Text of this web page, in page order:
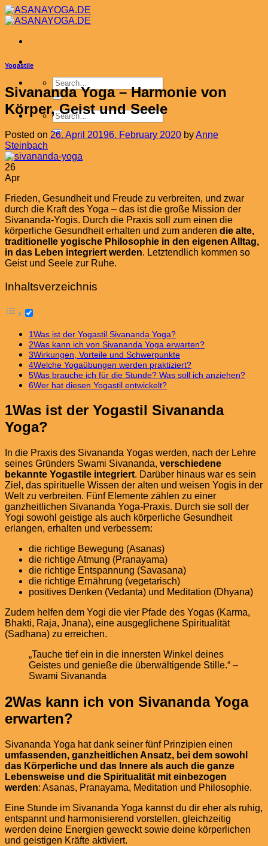
Skip
to
Yogastile
Sivananda Yoga – Harmonie von
Körper, Geist und Seele
Posted on 26. April 20196. February 2020 byAnne
Steinbach
26
Apr
Frieden, Gesundheit und Freude zu verbreiten, und zwar
durch die Kraft des Yoga – das ist die große Mission der
Sivananda-Yogis. Durch die Praxis soll zum einen die
körperliche Gesundheit erhalten und zum anderen die alte,
traditionelle yogische Philosophie in den eigenen Alltag,
in das Leben integriert werden. Letztendlich kommen so
Geist und Seele zur Ruhe.
Inhaltsverzeichnis
1Was ist der Yogastil Sivananda Yoga?
2Was kann ich von Sivananda Yoga erwarten?
3Wirkungen, Vorteile und Schwerpunkte
4Welche Yogaübungen werden praktiziert?
5Was brauche ich für die Stunde? Was soll ich anziehen?
6Wer hat diesen Yogastil entwickelt?
1Was ist der Yogastil Sivananda
Yoga?
In die Praxis des Sivananda Yogas werden, nach der Lehre
seines Gründers Swami Sivananda, verschiedene
bekannte Yogastile integriert. Darüber hinaus war es sein
Ziel, das spirituelle Wissen der alten und weisen Yogis in der
Welt zu verbreiten. Fünf Elemente zählen zu einer
ganzheitlichen Sivananda Yoga-Praxis. Durch sie soll der
Yogi sowohl geistige als auch körperliche Gesundheit
erlangen, erhalten und verbessern:
die richtige Bewegung (Asanas)
die richtige Atmung (Pranayama)
die richtige Entspannung (Savasana)
die richtige Ernährung (vegetarisch)
positives Denken (Vedanta) und Meditation (Dhyana)
Zudem helfen dem Yogi die vier Pfade des Yogas (Karma,
Bhakti, Raja, Jnana), eine ausgeglichene Spiritualität
(Sadhana) zu erreichen.
„Tauche tief ein in die innersten Winkel deines
Geistes und genieße die überwältigende Stille.“ –
Swami Sivananda
2Was kann ich von Sivananda Yoga
erwarten?
Sivananda Yoga hat dank seiner fünf Prinzipien einen
umfassenden, ganzheitlichen Ansatz, bei dem sowohl
das Körperliche und das Innere als auch die ganze
Lebensweise und die Spiritualität mit einbezogen
werden: Asanas, Pranayama, Meditation und Philosophie.
Eine Stunde im Sivananda Yoga kannst du dir eher als ruhig,
entspannt und harmonisierend vorstellen, gleichzeitig
werden deine Energien geweckt sowie deine körperlichen
und geistigen Kräfte aktiviert.